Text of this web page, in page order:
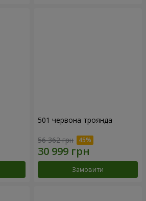
501 червона троянда
56 362 грн
Замовити